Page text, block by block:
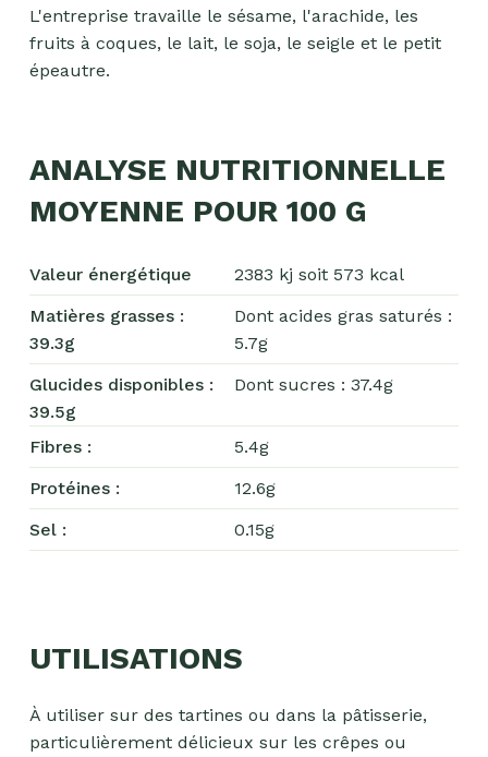
L'entreprise travaille le sésame, l'arachide, les
fruits à coques, le lait, le soja, le seigle et le petit
épeautre.
ANALYSE NUTRITIONNELLE
MOYENNE POUR 100 G
Valeur énergétique
2383 kj soit 573 kcal
Matières grasses :
39.3g
Dont acides gras saturés :
5.7g
Glucides disponibles :
39.5g
Dont sucres : 37.4g
Fibres :
5.4g
Protéines :
12.6g
Sel :
0.15g
UTILISATIONS
À utiliser sur des tartines ou dans la pâtisserie,
particulièrement délicieux sur les crêpes ou
culinaires
en
poudre
secs
apéritifs
Tartinables
Produits